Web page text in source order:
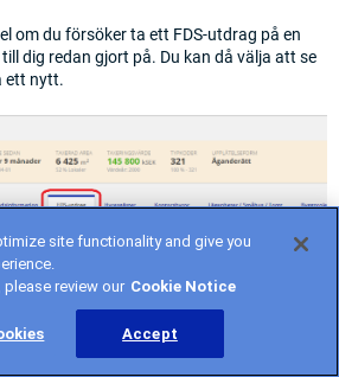
om du försöker ta ett FDS-utdrag på en
dig redan gjort på. Du kan då välja att se
ett nytt.
site functionality and give you
review our Cookie Notice
Accept